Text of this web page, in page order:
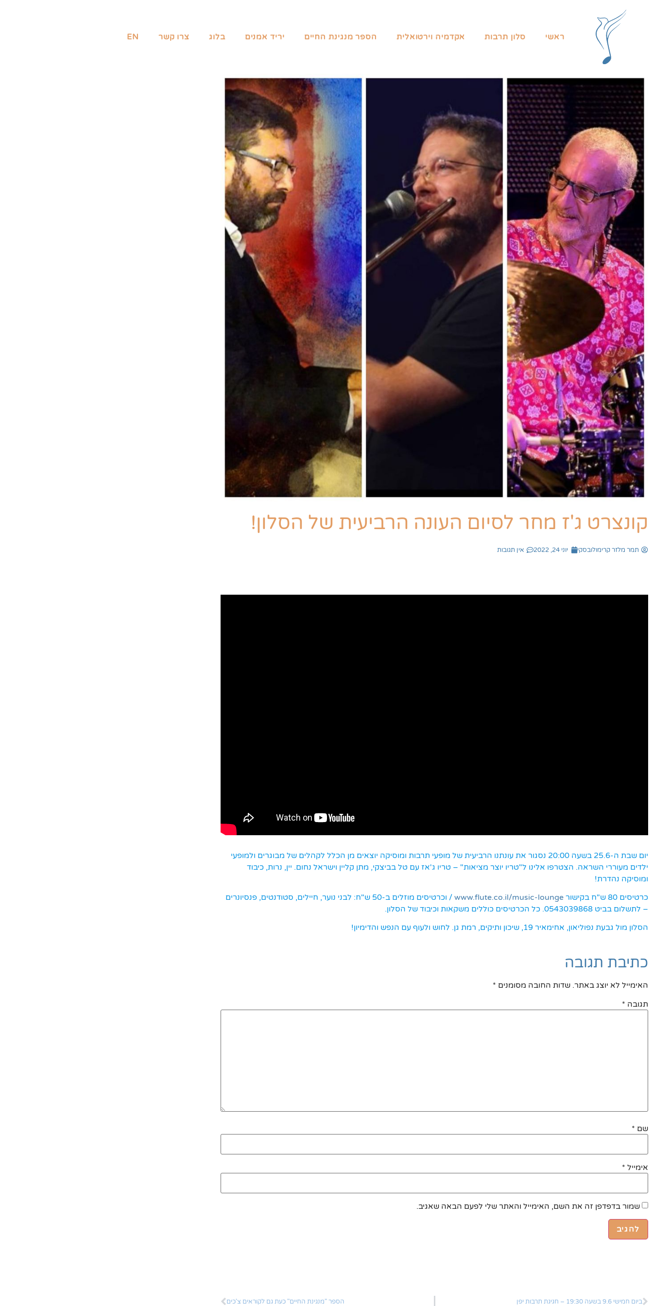
ראשי סלון תרבות אקדמיה וירטואלית הספר מנגינת החיים יריד אמנים בלוג צרו קשר EN
קונצרט ג'ז מחר לסיום העונה הרביעית של הסלון!
תמר מלזר קרימולובסקי יוני 24, 2022 אין תגובות
יום שבת ה-25.6 בשעה 20:00 נסגור את עונתנו הרביעית של מופעי תרבות ומוסיקה יוצאים מן הכלל לקהלים של מבוגרים ולמופעי
ילדים מעוררי השראה. הצטרפו אלינו ל"טריו יוצר מציאות" – טריו ג'אז עם טל בביצקי, מתן קליין וישראל נחום. יין, נרות, כיבוד
ומוסיקה נהדרת!
כרטיסים 80 ש"ח בקישור
www.flute.co.il/music-lounge
/ וכרטיסים מוזלים ב-50 ש"ח: לבני נוער, חיילים, סטודנטים, פנסיונרים
– לתשלום בביט 0543039868. כל הכרטיסים כוללים משקאות וכיבוד של הסלון.
הסלון מול גבעת נפוליאון, אחימאיר 19, שיכון ותיקים, רמת גן. לחוש ולעוף עם הנפש והדימיון!
כתיבת תגובה
האימייל לא יוצג באתר. שדות החובה מסומנים *
תגובה *
שם *
אימייל *
שמור בדפדפן זה את השם, האימייל והאתר שלי לפעם הבאה שאגיב.
ביום חמישי 9.6 בשעה 19:30 – חגיגת תרבות יפן הספר "מנגינת החיים" כעת גם לקוראים צ'כים